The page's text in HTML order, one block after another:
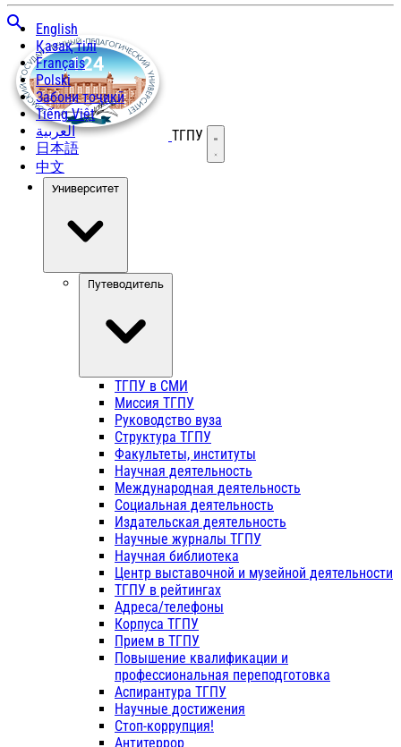
English
Қазақ тілі
Français
Polski
Забони тоҷикӣ
Tiếng Việt
العربية
日本語
中文
ТГПУ Открыть меню
Университет
Путеводитель
ТГПУ в СМИ
Миссия ТГПУ
Руководство вуза
Структура ТГПУ
Факультеты, институты
Научная деятельность
Международная деятельность
Социальная деятельность
Издательская деятельность
Научные журналы ТГПУ
Научная библиотека
Центр выставочной и музейной деятельности
ТГПУ в рейтингах
Адреса/телефоны
Корпуса ТГПУ
Прием в ТГПУ
Повышение квалификации и
профессиональная переподготовка
Аспирантура ТГПУ
Научные достижения
Стоп-коррупция!
Антитеррор